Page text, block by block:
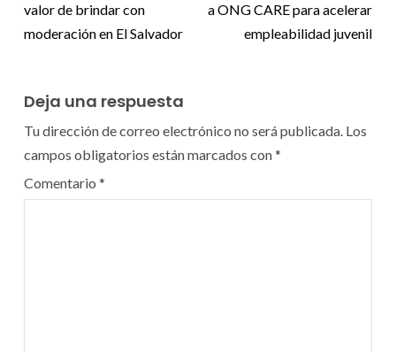
valor de brindar con
moderación en El Salvador
a ONG CARE para acelerar
empleabilidad juvenil
Deja una respuesta
Tu dirección de correo electrónico no será publicada. Los
campos obligatorios están marcados con*
Comentario *